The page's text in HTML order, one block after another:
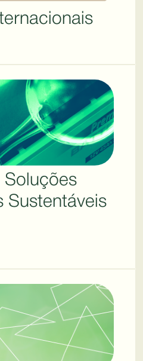
Soluções
Sustentáveis